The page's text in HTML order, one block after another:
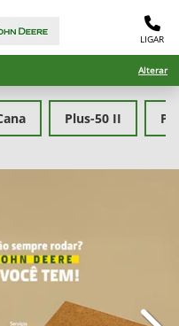
LIGAR
Alterar
Plus-50 II